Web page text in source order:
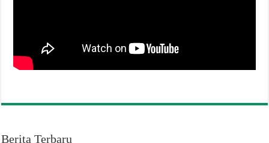
Berita Terbaru